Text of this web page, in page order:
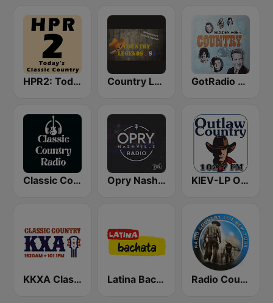
HPR2: Today's Classic Country Country Legends USA GotRadio - Classic Country
Classic Country Radio Opry Nashville Radio KIEV-LP Outlaw Country Radio
KKXA Classic Country 1520 Latina Bachata Radio Country Live